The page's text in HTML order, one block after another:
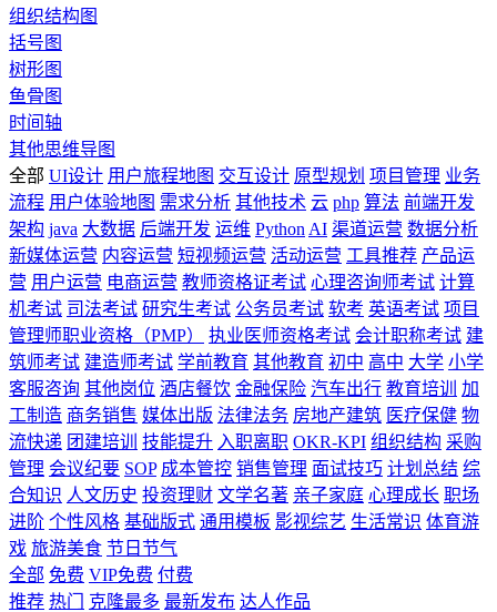
组织结构图
括号图
树形图
鱼骨图
时间轴
其他思维导图
全部 UI设计 用户旅程地图 交互设计 原型规划 项目管理 业务
流程 用户体验地图 需求分析 其他技术 云 php 算法 前端开发
架构 java 大数据 后端开发 运维 Python AI 渠道运营 数据分析
新媒体运营 内容运营 短视频运营 活动运营 工具推荐 产品运
营 用户运营 电商运营 教师资格证考试 心理咨询师考试 计算
机考试 司法考试 研究生考试 公务员考试 软考 英语考试 项目
管理师职业资格（PMP）
执业医师资格考试 会计职称考试 建
筑师考试 建造师考试 学前教育 其他教育 初中 高中 大学 小学
客服咨询 其他岗位 酒店餐饮 金融保险 汽车出行 教育培训
加
工制造 商务销售 媒体出版 法律法务 房地产建筑 医疗保健 物
流快递 团建培训 技能提升 入职离职 OKR-KPI 组织结构 采购
管理 会议纪要 SOP 成本管控 销售管理 面试技巧 计划总结 综
合知识 人文历史 投资理财 文学名著 亲子家庭 心理成长 职场
进阶 个性风格 基础版式 通用模板 影视综艺 生活常识 体育游
戏 旅游美食 节日节气
全部 免费 VIP免费 付费
推荐 热门 克隆最多 最新发布 达人作品